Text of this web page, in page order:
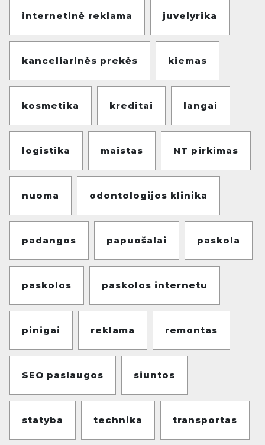
internetinė reklama juvelyrika
kanceliarinės prekės kiemas
kosmetika kreditai langai
logistika maistas NT pirkimas
nuoma odontologijos klinika
padangos papuošalai paskola
paskolos paskolos internetu
pinigai reklama remontas
SEO paslaugos siuntos
statyba technika transportas